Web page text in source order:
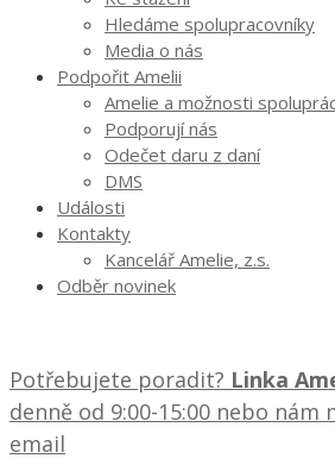
Hledáme spolupracovníky
Media o nás
Podpořit Amelii
Amelie a možnosti
Podporují nás
Odečet daru z daní
DMS
Události
Kontakty
Kancelář Amelie, z.s.
Odběr novinek
Potřebujete poradit? Linka
denně od 9:00-15:00 nebo nám
email